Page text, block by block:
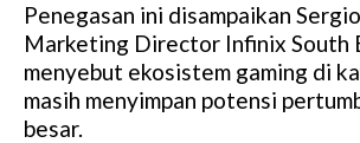
Penegasan ini disampaikan
Marketing Director Infinix South
menyebut ekosistem gaming di
masih menyimpan potensi
besar.